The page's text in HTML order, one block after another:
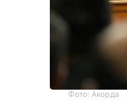
Фото: Акорда